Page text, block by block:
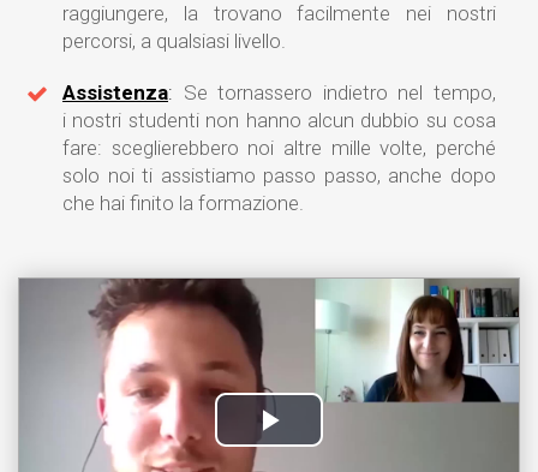
raggiungere, la trovano facilmente nei nostri
percorsi, a qualsiasi livello.
Assistenza: Se tornassero indietro nel tempo,
i nostri studenti non hanno alcun dubbio su cosa
fare: sceglierebbero noi altre mille volte, perché
solo noi ti assistiamo passo passo, anche dopo
che hai finito la formazione.